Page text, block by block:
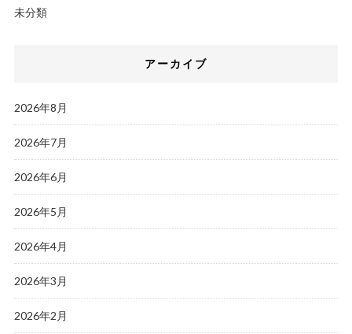
未分類
アーカイブ
2026年8月
2026年7月
2026年6月
2026年5月
2026年4月
2026年3月
2026年2月